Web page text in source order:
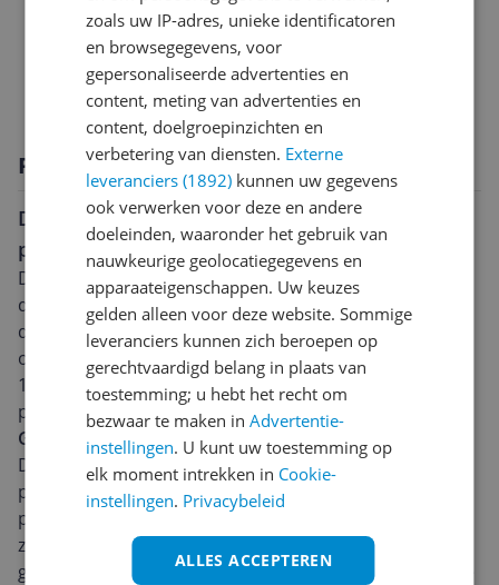
Software
Videokaart
Productomschrijving
Doeltreffende desktop: HP Slim Desktop S01-
pF2002nd
De HP Slim Desktop S01-pF2002nd is een efficiënte
desktop gemaakt voor dagelijks gebruik. Aangedreven
door een Intel Core i5-12400 processor en
ondersteund door een robuust intern geheugen van
16GB DDR4-SDRAM, garandeert deze desktop sterke
prestaties en betrouwbaarheid.
Geavanceerde Processor en Opvallende Opslag
De opwindende combinatie van de Intel Core i5-
processor met 18 MB cache, samen met de 1,8 MHz
processor-frequentie, zorgt ervoor dat deze machine
zelfs de meest slopende taken met gemak aankan. De
geïntegreerde 512GB M.2 PCI Express SSD biedt royale
zoals uw IP-adres, unieke identificatoren
en browsegegevens, voor
gepersonaliseerde advertenties en
content, meting van advertenties en
content, doelgroepinzichten en
verbetering van diensten. Externe
leveranciers (1892) kunnen uw gegevens
ook verwerken voor deze en andere
doeleinden, waaronder het gebruik van
nauwkeurige geolocatiegegevens en
apparaateigenschappen. Uw keuzes
gelden alleen voor deze website. Sommige
leveranciers kunnen zich beroepen op
gerechtvaardigd belang in plaats van
toestemming; u hebt het recht om
bezwaar te maken inAdvertentie-
instellingen. U kunt uw toestemming op
elk moment intrekken in Cookie-
instellingen. Privacybeleid
ALLES ACCEPTEREN